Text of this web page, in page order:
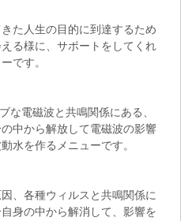
た人生の目的に到達するため
る様に、サポートをしてくれ
です。
な電磁波と共鳴関係にある、
中から解放して電磁波の影響
水を作るメニューです。
、各種ウィルスと共鳴関係に
身の中から解消して、影響を